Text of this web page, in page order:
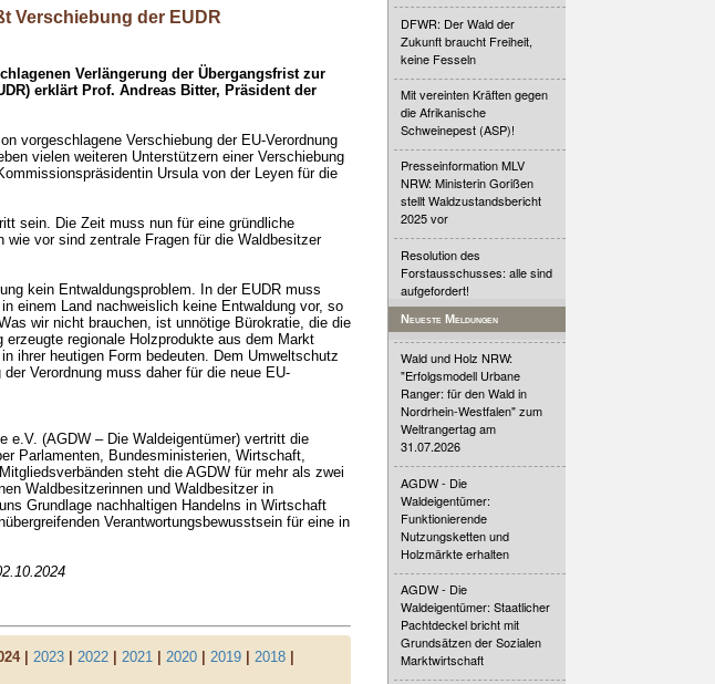
Verschiebung der EUDR
Verlängerung der Übergangsfrist zur
erklärt Prof. Andreas Bitter, Präsident der
vorgeschlagene Verschiebung der EU-Verordnung
vielen weiteren Unterstützern einer Verschiebung
Ursula von der Leyen für die
sein. Die Zeit muss nun für eine gründliche
wie vor sind zentrale Fragen für die Waldbesitzer
kein Entwaldungsproblem. In der EUDR muss
einem Land nachweislich keine Entwaldung vor, so
wir nicht brauchen, ist unnötige Bürokratie, die die
regionale Holzprodukte aus dem Markt
ihrer heutigen Form bedeuten. Dem Umweltschutz
Verordnung muss daher für die neue EU-
e.V. (AGDW – Die Waldeigentümer) vertritt die
Parlamenten, Bundesministerien, Wirtschaft,
steht die AGDW für mehr als zwei
Waldbesitzerinnen und Waldbesitzer in
Grundlage nachhaltigen Handelns in Wirtschaft
Verantwortungsbewusstsein für eine in
| 2023| 2022| 2021| 2020| 2019| 2018|
DFWR: Der Wald der
Zukunft braucht Freiheit,
keine Fesseln
Mit vereinten Kräften gegen
die Afrikanische
Schweinepest (ASP)!
Presseinformation MLV
NRW: Ministerin Gorißen
stellt Waldzustandsbericht
2025 vor
Resolution des
Forstausschusses: alle sind
aufgefordert!
Neueste Meldungen
Wald und Holz NRW:
"Erfolgsmodell Urbane
Ranger: für den Wald in
Nordrhein-Westfalen" zum
Weltrangertag am
31.07.2026
AGDW - Die
Waldeigentümer:
Funktionierende
Nutzungsketten und
Holzmärkte erhalten
AGDW - Die
Waldeigentümer: Staatlicher
Pachtdeckel bricht mit
Grundsätzen der Sozialen
Marktwirtschaft